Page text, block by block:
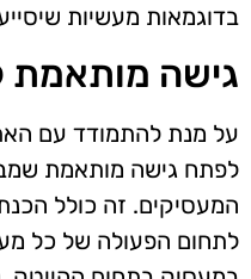
בדוגמאות מעשיות
גישה מותאמת
על מנת להתמודד עם
לפתח גישה מותאמת
המעסיקים. זה כולל
לתחום הפעולה של כל